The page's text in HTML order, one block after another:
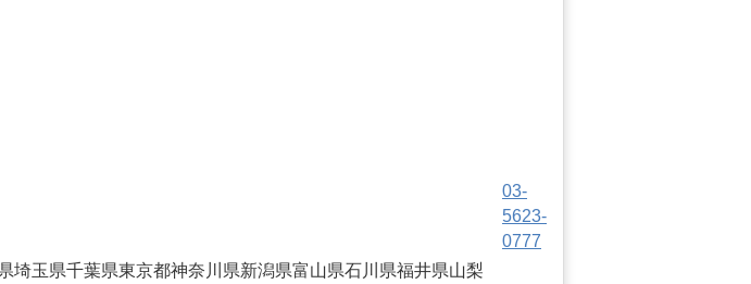
03-
5623-
0777
埼玉県千葉県東京都神奈川県新潟県富山県石川県福井県山梨